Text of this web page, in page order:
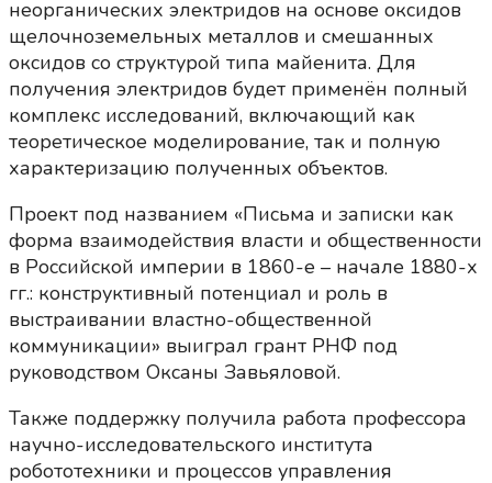
неорганических электридов на основе оксидов
щелочноземельных металлов и смешанных
оксидов со структурой типа майенита. Для
получения электридов будет применён полный
комплекс исследований, включающий как
теоретическое моделирование, так и полную
характеризацию полученных объектов.
Проект под названием «Письма и записки как
форма взаимодействия власти и общественности
в Российской империи в 1860-е – начале 1880-х
гг.: конструктивный потенциал и роль в
выстраивании властно-общественной
коммуникации» выиграл грант РНФ под
руководством Оксаны Завьяловой.
Также поддержку получила работа профессора
научно-исследовательского института
робототехники и процессов управления